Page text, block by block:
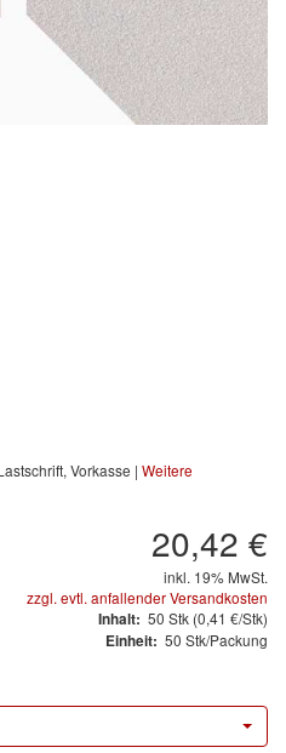
Vorkasse | Weitere
20,42 €
inkl. 19% MwSt.
zzgl. evtl. anfallender Versandkosten
Inhalt: 50 Stk (0,41 €/Stk)
Einheit: 50 Stk/Packung